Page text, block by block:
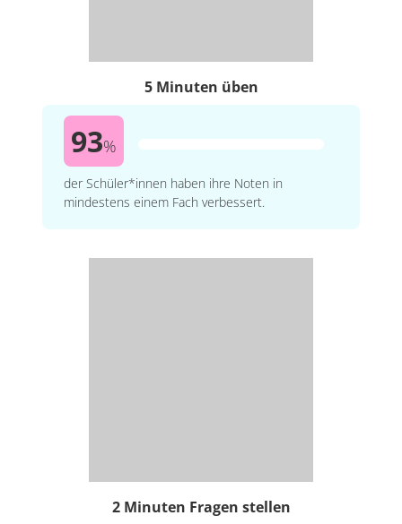
5 Minuten üben
93%
der Schüler*innen haben ihre Noten in
mindestens einem Fach verbessert.
2 Minuten Fragen stellen